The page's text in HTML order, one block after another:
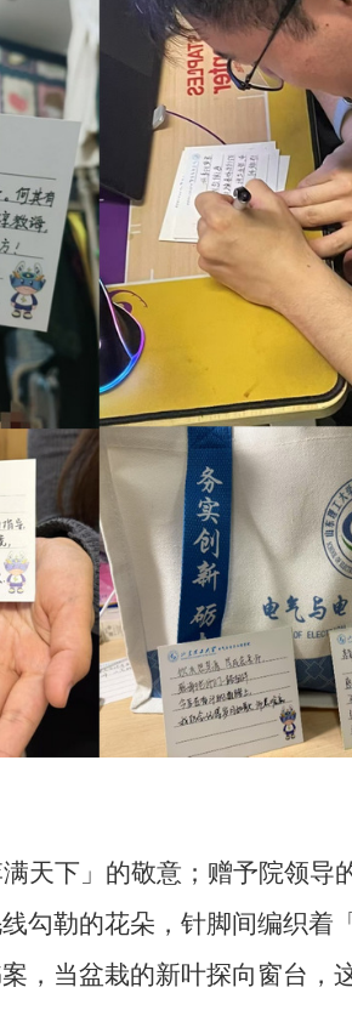
天下」的敬意；赠予院领导
勒的花朵，针脚间编织着
，当盆栽的新叶探向窗台，